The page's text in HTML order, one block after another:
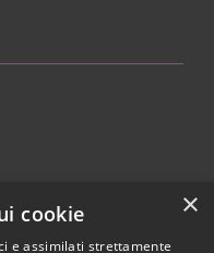
×
cookie
e assimilati strettamente